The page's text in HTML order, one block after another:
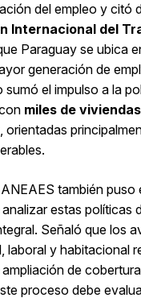
del empleo y citó
Internacional del
Paraguay se ubica
generación de
sumó el impulso a la
miles de viviendas
, orientadas
también
estas políticas
Señaló que los
laboral y habitacional
de
proceso debe